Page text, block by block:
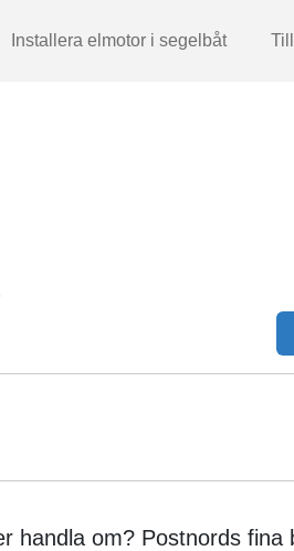
Installera elmotor i segelbåt
handla om? Postnords fina